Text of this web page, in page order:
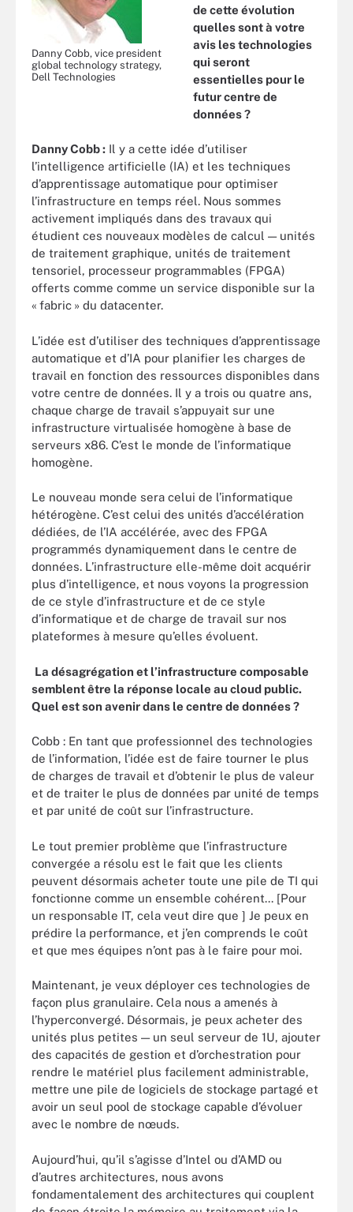
Danny Cobb, vice president
global technology strategy,
Dell Technologies
de cette évolution
quelles sont à votre
avis les technologies
qui seront
essentielles pour le
futur centre de
données ?
Danny Cobb : Il y a cette idée d’utiliser
l’intelligence artificielle (IA) et les techniques
d’apprentissage automatique pour optimiser
l’infrastructure en temps réel. Nous sommes
activement impliqués dans des travaux qui
étudient ces nouveaux modèles de calcul — unités
de traitement graphique, unités de traitement
tensoriel, processeur programmables (FPGA)
offerts comme comme un service disponible sur la
« fabric » du datacenter.
L’idée est d’utiliser des techniques d’apprentissage
automatique et d’IA pour planifier les charges de
travail en fonction des ressources disponibles dans
votre centre de données. Il y a trois ou quatre ans,
chaque charge de travail s’appuyait sur une
infrastructure virtualisée homogène à base de
serveurs x86. C’est le monde de l’informatique
homogène.
Le nouveau monde sera celui de l’informatique
hétérogène. C’est celui des unités d’accélération
dédiées, de l’IA accélérée, avec des FPGA
programmés dynamiquement dans le centre de
données. L’infrastructure elle-même doit acquérir
plus d’intelligence, et nous voyons la progression
de ce style d’infrastructure et de ce style
d’informatique et de charge de travail sur nos
plateformes à mesure qu’elles évoluent.
La désagrégation et l’infrastructure composable
semblent être la réponse locale au cloud public.
Quel est son avenir dans le centre de données ?
Cobb : En tant que professionnel des technologies
de l’information, l’idée est de faire tourner le plus
de charges de travail et d’obtenir le plus de valeur
et de traiter le plus de données par unité de temps
et par unité de coût sur l’infrastructure.
Le tout premier problème que l’infrastructure
convergée a résolu est le fait que les clients
peuvent désormais acheter toute une pile de TI qui
fonctionne comme un ensemble cohérent... [Pour
un responsable IT, cela veut dire que ] Je peux en
prédire la performance, et j’en comprends le coût
et que mes équipes n’ont pas à le faire pour moi.
Maintenant, je veux déployer ces technologies de
façon plus granulaire. Cela nous a amenés à
l’hyperconvergé. Désormais, je peux acheter des
unités plus petites — un seul serveur de 1U, ajouter
des capacités de gestion et d’orchestration pour
rendre le matériel plus facilement administrable,
mettre une pile de logiciels de stockage partagé et
avoir un seul pool de stockage capable d’évoluer
avec le nombre de nœuds.
Aujourd’hui, qu’il s’agisse d’Intel ou d’AMD ou
d’autres architectures, nous avons
fondamentalement des architectures qui couplent